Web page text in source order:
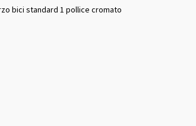
bici standard 1 pollice cromato